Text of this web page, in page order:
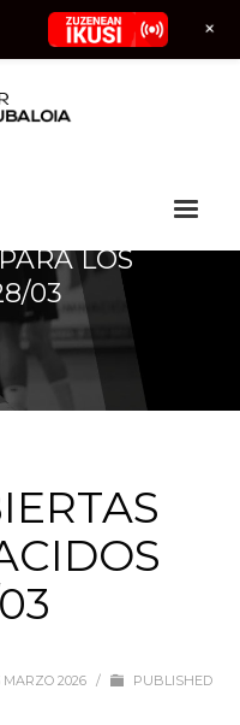
EN 2017 – 28/03
LOS
03
MARZO 2026 /
PUBLISHED
+